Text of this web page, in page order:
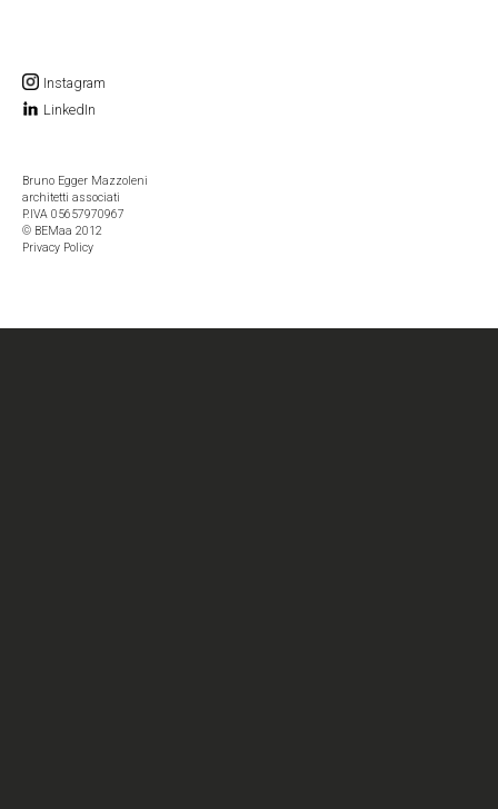
Instagram
LinkedIn
Bruno Egger Mazzoleni
architetti associati
P.IVA 05657970967
© BEMaa 2012
Privacy Policy